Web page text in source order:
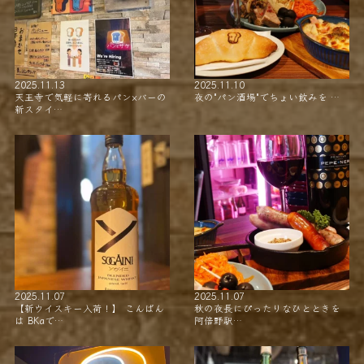
2025.11.13
天王寺で気軽に寄れるパン×バーの
新スタイ…
2025.11.10
夜の"パン酒場"でちょい飲みを …
2025.11.07
【新ウイスキー入荷！】 こんばん
は BKaで…
2025.11.07
秋の夜長にぴったりなひとときを
阿倍野駅…